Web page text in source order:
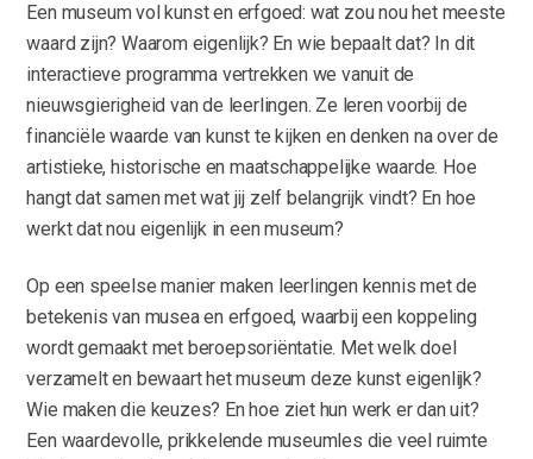
Een museum vol kunst en erfgoed: wat zou nou het meeste
waard zijn? Waarom eigenlijk? En wie bepaalt dat? In dit
interactieve programma vertrekken we vanuit de
nieuwsgierigheid van de leerlingen. Ze leren voorbij de
financiële waarde van kunst te kijken en denken na over de
artistieke, historische en maatschappelijke waarde. Hoe
hangt dat samen met wat jij zelf belangrijk vindt? En hoe
werkt dat nou eigenlijk in een museum?
Op een speelse manier maken leerlingen kennis met de
betekenis van musea en erfgoed, waarbij een koppeling
wordt gemaakt met beroepsoriëntatie. Met welk doel
verzamelt en bewaart het museum deze kunst eigenlijk?
Wie maken die keuzes? En hoe ziet hun werk er dan uit?
Een waardevolle, prikkelende museumles die veel ruimte